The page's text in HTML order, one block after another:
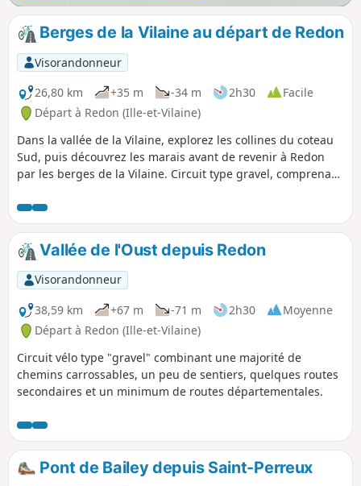
Berges de la Vilaine au départ de Redon
Visorandonneur
26,80 km
+35 m -34 m 2h30
Facile
Départ à Redon (Ille-et-Vilaine)
Dans la vallée de la Vilaine, explorez les collines du coteau
Sud, puis découvrez les marais avant de revenir à Redon
par les berges de la Vilaine. Circuit type gravel, comprenant
routes secondaires, de chemins vicinaux en gravier ou
herbeux.
Vallée de l'Oust depuis Redon
Visorandonneur
38,59 km
+67 m -71 m 2h30
Moyenne
Départ à Redon (Ille-et-Vilaine)
Circuit vélo type "gravel" combinant une majorité de
chemins carrossables, un peu de sentiers, quelques routes
secondaires et un minimum de routes départementales.
Pont de Bailey depuis Saint-Perreux